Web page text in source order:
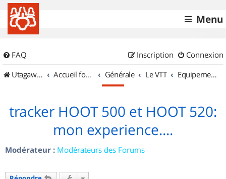
Menu
FAQ Connexion
Inscription
UtagawaVTT (Randos VTT et VTTAE avec traces GPS)
Accueil forum Générale Le VTT Equipements et Accessoires
tracker HOOT 500 et HOOT 520:
mon experience....
Modérateur : Modérateurs des Forums